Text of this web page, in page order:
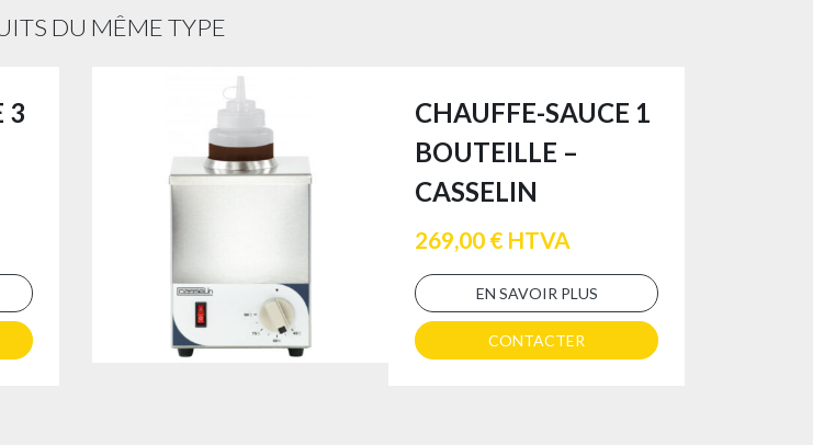
DU MÊME TYPE
3
CHAUFFE-SAUCE 1
BOUTEILLE –
CASSELIN
269,00 € HTVA
EN SAVOIR PLUS
CONTACTER